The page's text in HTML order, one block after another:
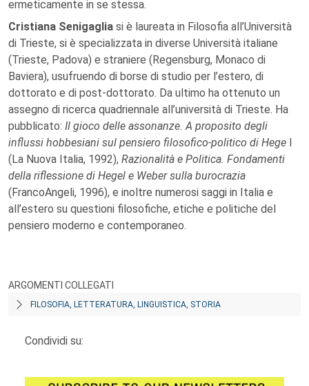
ermeticamente in se stessa.
Cristiana Senigaglia si è laureata in Filosofia all’Università
di Trieste, si è specializzata in diverse Università italiane
(Trieste, Padova) e straniere (Regensburg, Monaco di
Baviera), usufruendo di borse di studio per l’estero, di
dottorato e di post-dottorato. Da ultimo ha ottenuto un
assegno di ricerca quadriennale all’università di Trieste. Ha
pubblicato: Il gioco delle assonanze. A proposito degli
influssi hobbesiani sul pensiero filosofico-politico di Hege l
(La Nuova Italia, 1992), Razionalità e Politica. Fondamenti
della riflessione di Hegel e Weber sulla burocrazia
(FrancoAngeli, 1996), e inoltre numerosi saggi in Italia e
all’estero su questioni filosofiche, etiche e politiche del
pensiero moderno e contemporaneo.
ARGOMENTI COLLEGATI
FILOSOFIA, LETTERATURA, LINGUISTICA, STORIA
Condividi su: